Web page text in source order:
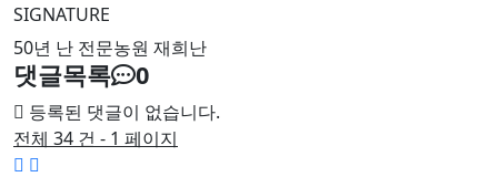
SIGNATURE
50년 난 전문농원 재희난
댓글목록 0
등록된 댓글이 없습니다.
전체 34 건 - 1 페이지